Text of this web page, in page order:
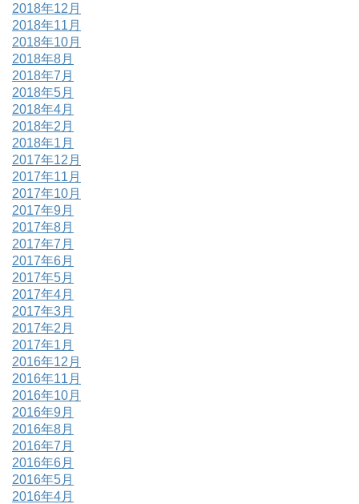
2018年12月
2018年11月
2018年10月
2018年8月
2018年7月
2018年5月
2018年4月
2018年2月
2018年1月
2017年12月
2017年11月
2017年10月
2017年9月
2017年8月
2017年7月
2017年6月
2017年5月
2017年4月
2017年3月
2017年2月
2017年1月
2016年12月
2016年11月
2016年10月
2016年9月
2016年8月
2016年7月
2016年6月
2016年5月
2016年4月